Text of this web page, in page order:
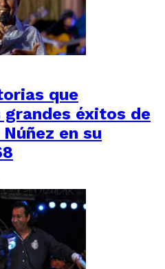
que
éxitos de
Núñez en su